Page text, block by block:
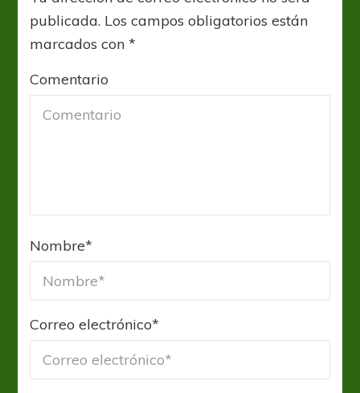
publicada. Los campos obligatorios están
marcados con*
Comentario
Nombre*
Correo electrónico*